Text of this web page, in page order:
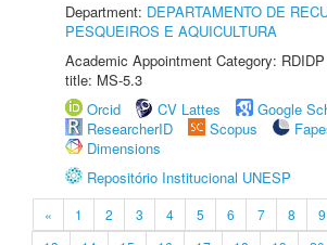
Department: DEPARTAMENTO DE
PESQUEIROS E AQUICULTURA
Academic Appointment Category:
title: MS-5.3
Orcid
CV Lattes
Google
ResearcherID
Scopus
Dimensions
Repositório Institucional UNESP
« 1 2 3 4 5 6 7 8 9